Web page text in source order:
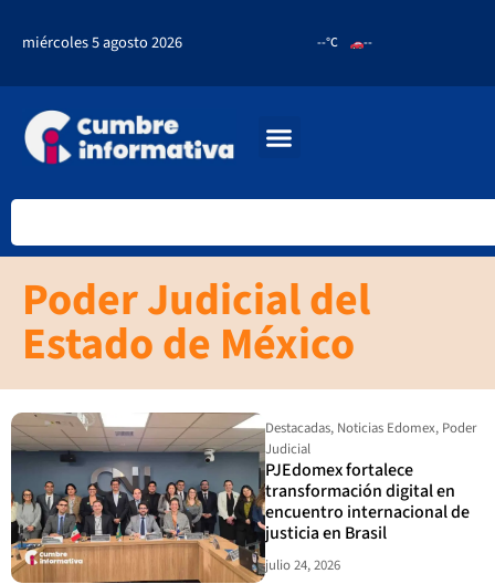
miércoles 5 agosto 2026 --°C --
Poder Judicial del
Estado de México
Destacadas, Noticias Edomex, Poder
Judicial
PJEdomex fortalece
transformación digital en
encuentro internacional de
justicia en Brasil
julio 24, 2026